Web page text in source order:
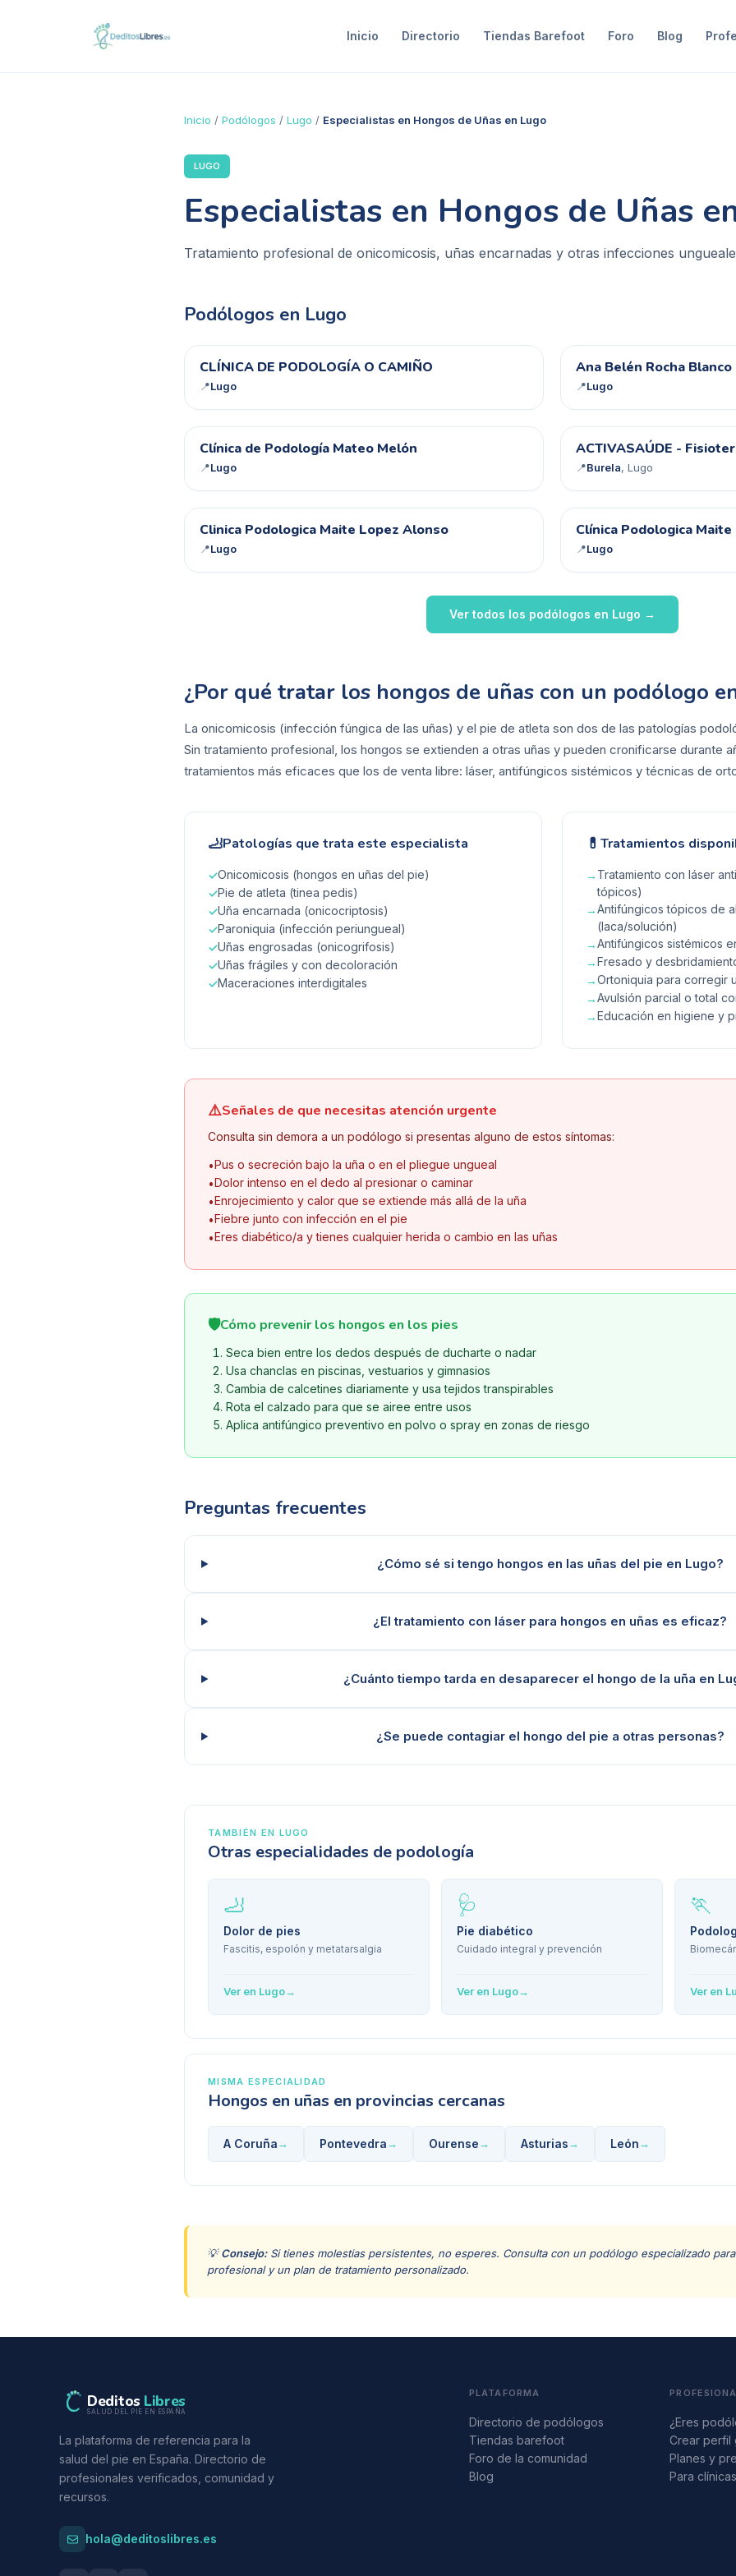
Inicio Directorio Tiendas Barefoot Foro Blog
Inicio / Podólogos / Lugo / Especialistas en Hongos de Uñas en Lugo
LUGO
Especialistas en Hongos de Uñas
Tratamiento profesional de onicomicosis, uñas encarnadas y otras infecciones
Podólogos en Lugo
CD
CLÍNICA DE PODOLOGÍA O CAMIÑO
📍Lugo AB
Ana Belén Rocha Blanco
📍Lugo
CD
Clínica de Podología Mateo Melón
📍Lugo A-
ACTIVASAÚDE -
📍Burela, Lugo
CP
Clinica Podologica Maite Lopez Alonso
📍Lugo CP
Clínica Podologica
📍Lugo
Ver todos los podólogos en Lugo →
¿Por qué tratar los hongos de uñas con un podólogo
La onicomicosis (infección fúngica de las uñas) y el pie de atleta son dos de las patologías
Sin tratamiento profesional, los hongos se extienden a otras uñas y pueden cronificarse durante
tratamientos más eficaces que los de venta libre: láser, antifúngicos sistémicos y técnicas de
🦶Patologías que trata este especialista
✓Onicomicosis (hongos en uñas del pie)
✓Pie de atleta (tinea pedis)
✓Uña encarnada (onicocriptosis)
✓Paroniquia (infección periungueal)
✓Uñas engrosadas (onicogrifosis)
✓Uñas frágiles y con decoloración
✓Maceraciones interdigitales
💊 Tratamientos
→ Tratamiento con láser
tópicos)
→Antifúngicos tópicos de
(laca/solución)
→Antifúngicos sistémicos
→Fresado y
→Ortoniquia para corregir
→Avulsión parcial o total
→Educación en higiene y
⚠️Señales de que necesitas atención urgente
Consulta sin demora a un podólogo si presentas alguno de estos síntomas:
•Pus o secreción bajo la uña o en el pliegue ungueal
•Dolor intenso en el dedo al presionar o caminar
•Enrojecimiento y calor que se extiende más allá de la uña
•Fiebre junto con infección en el pie
•Eres diabético/a y tienes cualquier herida o cambio en las uñas
🛡️Cómo prevenir los hongos en los pies
Seca bien entre los dedos después de ducharte o nadar
Usa chanclas en piscinas, vestuarios y gimnasios
Cambia de calcetines diariamente y usa tejidos transpirables
Rota el calzado para que se airee entre usos
Aplica antifúngico preventivo en polvo o spray en zonas de riesgo
Preguntas frecuentes
¿Cómo sé si tengo hongos en las uñas del pie en Lugo?
¿El tratamiento con láser para hongos en uñas es eficaz?
¿Cuánto tiempo tarda en desaparecer el hongo de la uña en
¿Se puede contagiar el hongo del pie a otras personas?
TAMBIÉN EN LUGO
Otras especialidades de podología
🦶
Dolor de pies
Fascitis, espolón y metatarsalgia
Ver en Lugo→
🩺
Pie diabético
Cuidado integral y prevención
Ver en Lugo→
🏃
Ver en
MISMA ESPECIALIDAD
Hongos en uñas en provincias cercanas
A Coruña → Pontevedra → Ourense → Asturias → León →
💡Consejo:Si tienes molestias persistentes, no esperes. Consulta con un podólogo especializado
profesional y un plan de tratamiento personalizado.
Deditos Libres
SALUD DEL PIE EN ESPAÑA
La plataforma de referencia para la
salud del pie en España. Directorio de
profesionales verificados, comunidad y
recursos.
hola@deditoslibres.es
PLATAFORMA
Directorio de podólogos
Tiendas barefoot
Foro de la comunidad
Blog
¿Eres
Crear perfil
Planes y
Para clínicas